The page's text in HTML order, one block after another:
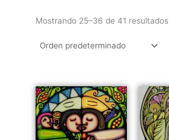
Mostrando 25–36 de 41 resultados